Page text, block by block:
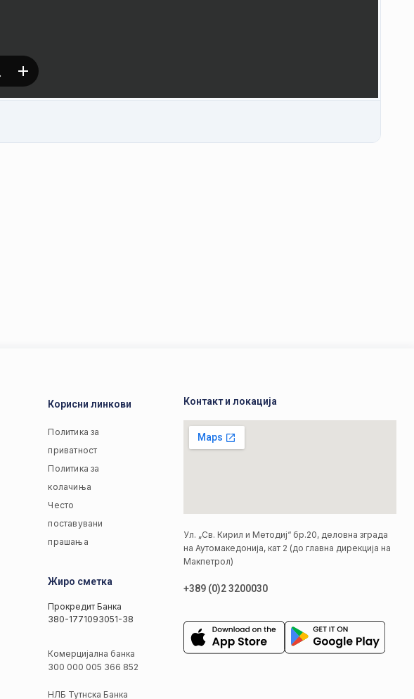
Корисни линкови
Политика за
приватност
Политика за
колачиња
Често
поставувани
прашања
Жиро сметка
Прокредит Банка
380-1771093051-38
Комерцијална банка
300 000 005 366 852
НЛБ Тутнска Банка
Контакт и локација
Ул. „Св. Кирил и Методиј“ бр.20, деловна зграда
на Аутомакедонија, кат 2 (до главна дирекција на
Макпетрол)
+389 (0)2 3200030